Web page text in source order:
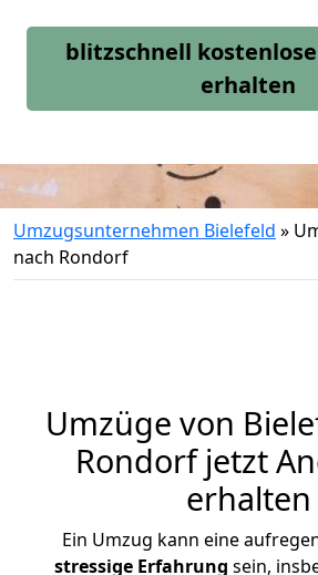
blitzschnell
erhalten
Umzugsunternehmen Bielefeld »
nach Rondorf
Umzüge von
Rondorf jetzt
erhalten
Ein Umzug kann eine
stressige Erfahrung sein,